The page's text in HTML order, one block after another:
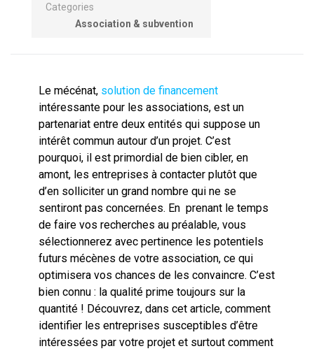
Categories
Association & subvention
Le mécénat, solution de financement
intéressante pour les associations, est un
partenariat entre deux entités qui suppose un
intérêt commun autour d’un projet. C’est
pourquoi, il est primordial de bien cibler, en
amont, les entreprises à contacter plutôt que
d’en solliciter un grand nombre qui ne se
sentiront pas concernées. En prenant le temps
de faire vos recherches au préalable, vous
sélectionnerez avec pertinence les potentiels
futurs mécènes de votre association, ce qui
optimisera vos chances de les convaincre. C’est
bien connu : la qualité prime toujours sur la
quantité ! Découvrez, dans cet article, comment
identifier les entreprises susceptibles d’être
intéressées par votre projet et surtout comment